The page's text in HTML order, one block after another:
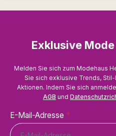
Exklusive
Melden Sie sich zum Modehaus
Sie sich exklusive Trends,
Aktionen. Indem Sie sich
AGB und
E-Mail-Adresse *